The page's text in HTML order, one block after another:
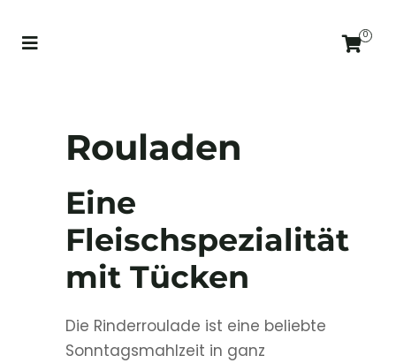
0
Rouladen
Eine
Fleischspezialität
mit Tücken
Die Rinderroulade ist eine beliebte
Sonntagsmahlzeit in ganz